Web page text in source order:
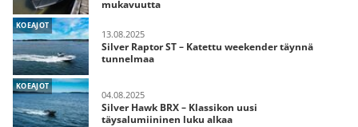
mukavuutta
KOEAJOT
13.08.2025
Silver Raptor ST – Katettu weekender täynnä
tunnelmaa
KOEAJOT
04.08.2025
Silver Hawk BRX – Klassikon uusi
täysalumiininen luku alkaa